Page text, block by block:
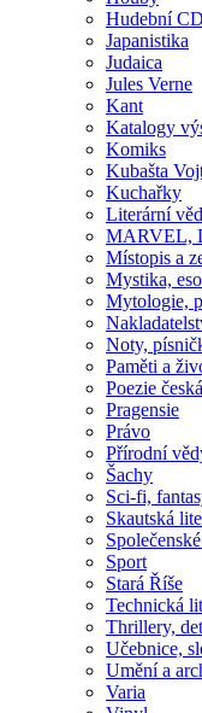
Hudební
Japanistika
Judaica
Jules Verne
Kant
Katalogy
Komiks
Kubašta
Kuchařky
Literární
MARVEL,
Místopis a
Mystika,
Mytologie,
Noty,
Paměti a
Poezie
Pragensie
Právo
Přírodní
Šachy
Sci-fi,
Skautská
Sport
Stará Říše
Technická
Thrillery,
Učebnice,
Umění a
Varia